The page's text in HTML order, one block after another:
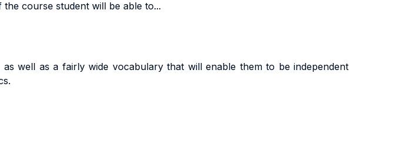
course student will be able to...
well as a fairly wide vocabulary that will enable them to be independent